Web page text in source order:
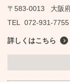
〒583-0013
大阪
TEL
072-931-7755
詳しくはこちら